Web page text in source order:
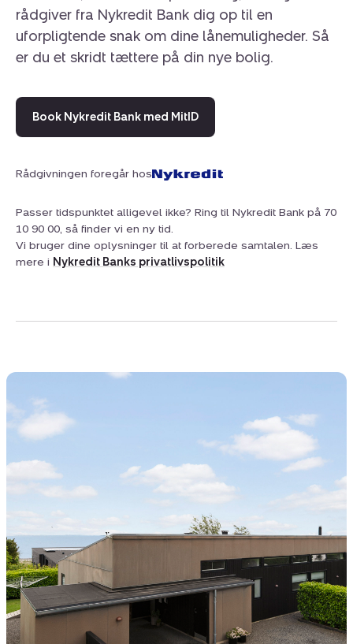
rådgiver fra Nykredit Bank dig op til en
uforpligtende snak om dine lånemuligheder. Så
er du et skridt tættere på din nye bolig.
Book Nykredit Bank med MitID
Rådgivningen foregår hos
Passer tidspunktet alligevel ikke? Ring til Nykredit Bank på 70
10 90 00, så finder vi en ny tid.
Vi bruger dine oplysninger til at forberede samtalen. Læs
mere i Nykredit Banks privatlivspolitik